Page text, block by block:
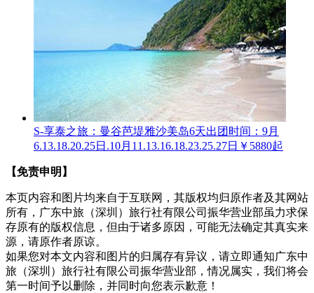
S-享泰之旅：曼谷芭堤雅沙美岛6天出团时间：9月
6.13.18.20.25日.10月11.13.16.18.23.25.27日 ￥5880起
【免责申明】
本页内容和图片均来自于互联网，其版权均归原作者及其网站
所有，广东中旅（深圳）旅行社有限公司振华营业部虽力求保
存原有的版权信息，但由于诸多原因，可能无法确定其真实来
源，请原作者原谅。
如果您对本文内容和图片的归属存有异议，请立即通知广东中
旅（深圳）旅行社有限公司振华营业部，情况属实，我们将会
第一时间予以删除，并同时向您表示歉意！